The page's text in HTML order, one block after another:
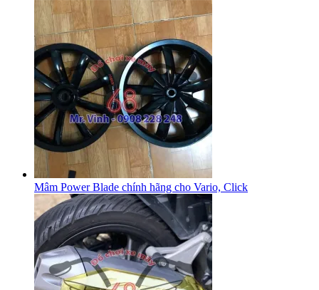
Mâm Power Blade chính hãng cho Vario, Click